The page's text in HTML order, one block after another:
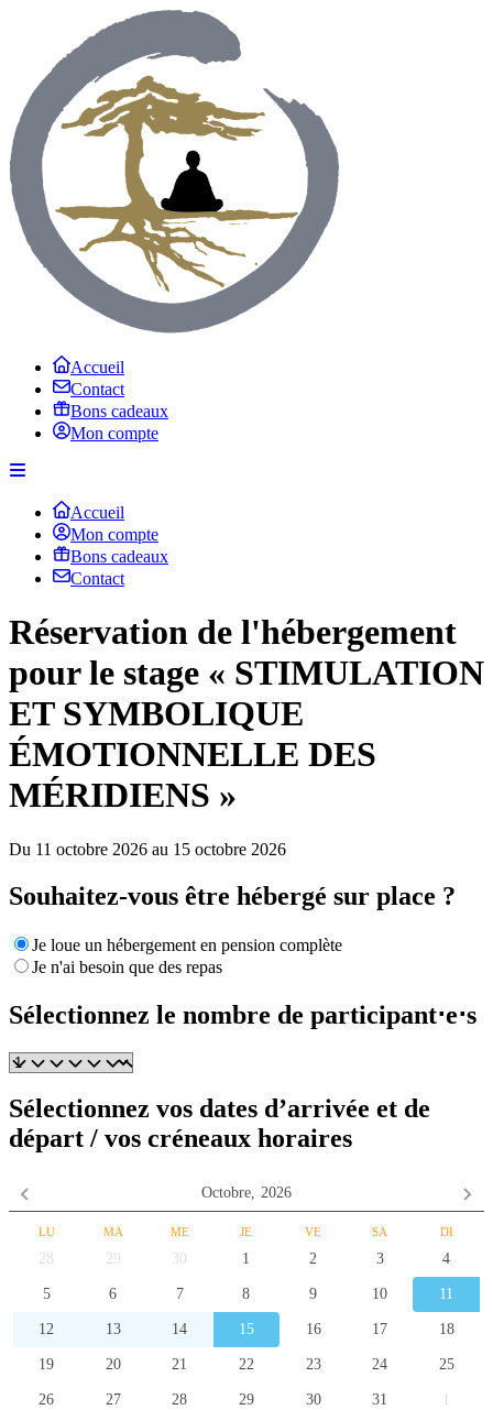
Accueil
Contact
Bons cadeaux
Mon compte
Accueil
Mon compte
Bons cadeaux
Contact
Réservation de l'hébergement
pour le stage « STIMULATION
ET SYMBOLIQUE
ÉMOTIONNELLE DES
MÉRIDIENS »
Du 11 octobre 2026 au 15 octobre 2026
Souhaitez-vous être hébergé sur place ?
Je loue un hébergement en pension complète
Je n'ai besoin que des repas
Sélectionnez le nombre de participant⋅e⋅s
Sélectionnez vos dates d’arrivée et de
départ / vos créneaux horaires
Octobre, 2026
LU MA ME JE VE SA DI
28 29 30 1 2 3 4
5 6 7 8 9 10 11
12 13 14 15 16 17 18
19 20 21 22 23 24 25
26 27 28 29 30 31